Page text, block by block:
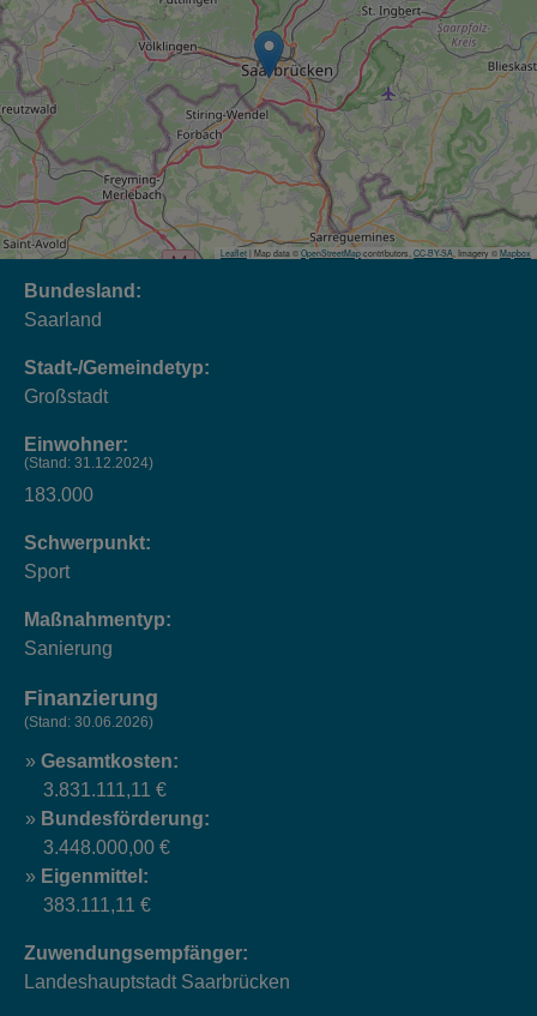
Leaflet | Map data © OpenStreetMap contributors, CC-BY-SA, Imagery © Mapbox
Bundesland:
Saarland
Stadt-/Gemeindetyp:
Großstadt
Einwohner:
(Stand: 31.12.2024)
183.000
Schwerpunkt:
Sport
Maßnahmentyp:
Sanierung
Finanzierung
(Stand: 30.06.2026)
Gesamtkosten:
3.831.111,11 €
Bundesförderung:
3.448.000,00 €
Eigenmittel:
383.111,11 €
Zuwendungsempfänger:
Landeshauptstadt Saarbrücken